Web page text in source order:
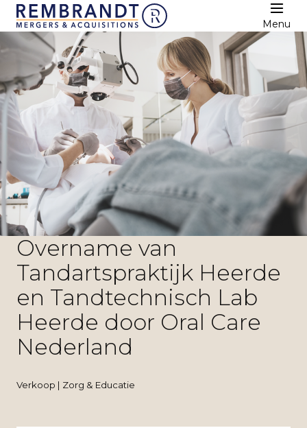
Menu
Overname van
Tandartspraktijk Heerde
en Tandtechnisch Lab
Heerde door Oral Care
Nederland
Verkoop | Zorg & Educatie